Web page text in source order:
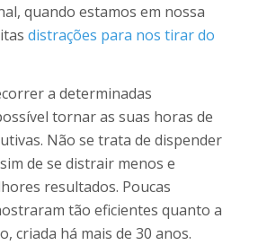
quando estamos em nossa
distrações para nos tirar do
a determinadas
tornar as suas horas de
Não se trata de dispender
de se distrair menos e
resultados. Poucas
tão eficientes quanto a
criada há mais de 30 anos.